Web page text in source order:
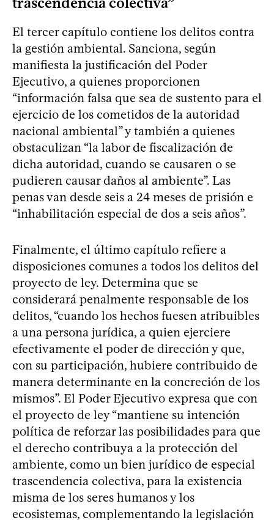
El tercer capítulo contiene los delitos contra
la gestión ambiental. Sanciona, según
manifiesta la justificación del Poder
Ejecutivo, a quienes proporcionen
“información falsa que sea de sustento para el
ejercicio de los cometidos de la autoridad
nacional ambiental” y también a quienes
obstaculizan “la labor de fiscalización de
dicha autoridad, cuando se causaren o se
pudieren causar daños al ambiente”. Las
penas van desde seis a 24 meses de prisión e
“inhabilitación especial de dos a seis años”.
Finalmente, el último capítulo refiere a
disposiciones comunes a todos los delitos del
proyecto de ley. Determina que se
considerará penalmente responsable de los
delitos, “cuando los hechos fuesen atribuibles
a una persona jurídica, a quien ejerciere
efectivamente el poder de dirección y que,
con su participación, hubiere contribuido de
manera determinante en la concreción de los
mismos”. El Poder Ejecutivo expresa que con
el proyecto de ley “mantiene su intención
política de reforzar las posibilidades para que
el derecho contribuya a la protección del
ambiente, como un bien jurídico de especial
trascendencia colectiva, para la existencia
misma de los seres humanos y los
ecosistemas, complementando la legislación